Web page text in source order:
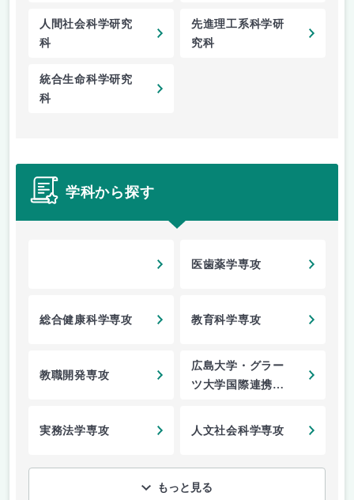
人間社会科学研究
科
先進理工系科学研
究科
統合生命科学研究
科
学科から探す
医歯薬学専攻
総合健康科学専攻 教育科学専攻
教職開発専攻
広島大学・グラー
ツ大学国際連携サ
学専攻
実務法学専攻 人文社会科学専攻
もっと見る